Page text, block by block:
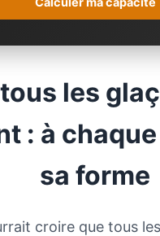
les
: à
sa forme
croire que tous